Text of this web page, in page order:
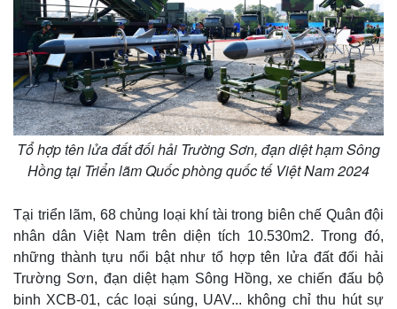
Tổ hợp tên lửa đất đối hải Trường Sơn, đạn diệt hạm Sông
Hồng tại Triển lãm Quốc phòng quốc tế Việt Nam 2024
Tại triển lãm, 68 chủng loại khí tài trong biên chế Quân đội
nhân dân Việt Nam trên diện tích 10.530m2. Trong đó,
những thành tựu nổi bật như tổ hợp tên lửa đất đối hải
Trường Sơn, đạn diệt hạm Sông Hồng, xe chiến đấu bộ
binh XCB-01, các loại súng, UAV... không chỉ thu hút sự